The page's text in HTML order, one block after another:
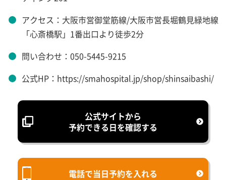
アクセス：大阪市営御堂筋線/大阪市営長堀鶴見緑地線
「心斎橋駅」1番出口より徒歩2分
問い合わせ：050-5445-9215
公式HP：https://smahospital.jp/shop/shinsaibashi/
公式サイトから
予約できる日を確認する
電話で当日予約を入れる